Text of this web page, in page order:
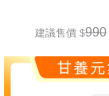
建議售價 $990